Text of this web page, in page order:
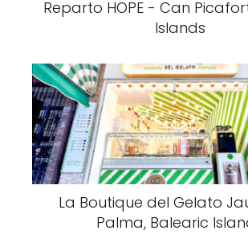
Reparto HOPE - Can
Islands
La Boutique del Gelato
Palma, Balearic